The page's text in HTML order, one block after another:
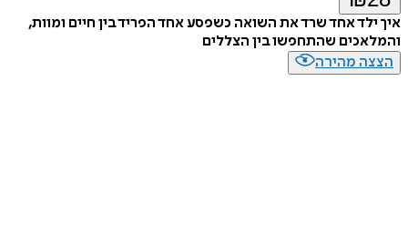
איך ילד אחד שרד את השואה כשפסע אחד הפריד בין חיים ומוות,
והמלאכים שהתחפשו בין הצללים
הצצה מהירה